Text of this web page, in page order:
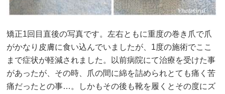
矯正1回目直後の写真です。左右ともに重度の巻き爪で爪
がかなり皮膚に食い込んでいましたが、1度の施術でここ
まで症状が軽減されました。以前病院にて治療を受けた事
があったが、その時、爪の間に綿を詰められとても痛く苦
痛だったとの事…。しかもその後も靴を履くとその度にズ